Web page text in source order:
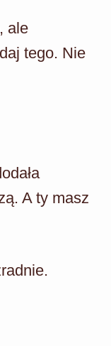
ale
tego. Nie
A ty masz